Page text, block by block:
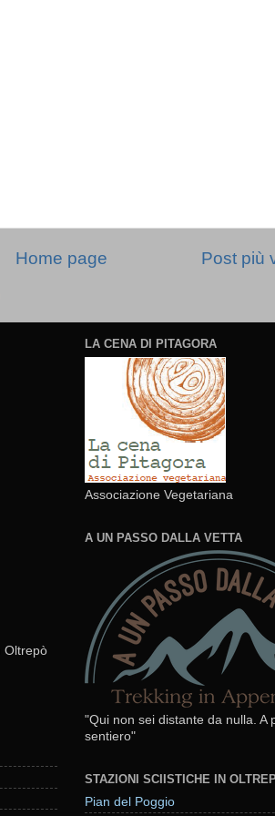
Post più
Home page
Oltrepò
LA CENA DI PITAGORA
Associazione Vegetariana
A UN PASSO DALLA VETTA
"Qui non sei distante da nulla. A
sentiero"
STAZIONI SCIISTICHE IN
Pian del Poggio